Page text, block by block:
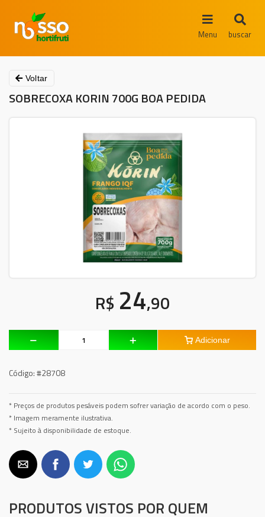
Menu buscar
Voltar
SOBRECOXA KORIN 700G BOA PEDIDA
R$ 24,90
Adicionar
Código:#28708
* Preços de produtos pesáveis podem sofrer variação de acordo com o peso.
* Imagem meramente ilustrativa.
* Sujeito à disponibilidade de estoque.
PRODUTOS VISTOS POR QUEM